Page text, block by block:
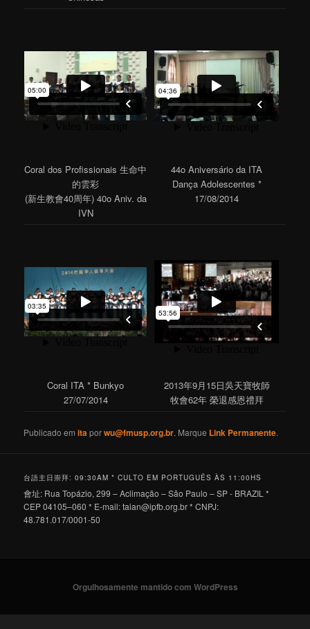
Coral dos Profissionais 生命中
的雲彩
(新生教會40周年) 40o Aniv. da
IVN
44o Aniversário da ITA
Dança Adolescentes *
17/08/2014
Coral ITA * Bunkyo
27/07/2014
2013年9月15日吳天寶牧師
牧會62年 榮退感恩禮拜
Publicado emitaporwu@fmusp.org.br. Marque Link Permanente.
台語主日崇拜: 09:30AM * CULTO EM PORTUGUÊS ÀS 11:00HS
會址: Rua Topázio, 299 – Aclimação – São Paulo – SP - BRAZIL *
CEP 04105–060 * E-mail:taian@ipfb.org.br* CNPJ:
48.781.017/0001-50
Orgulhosamente mantido com WordPress